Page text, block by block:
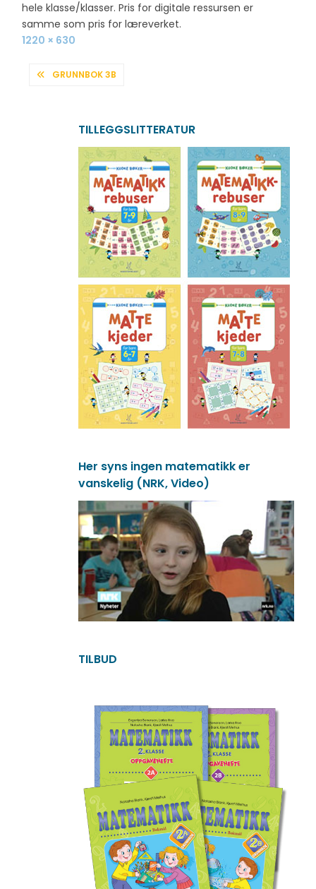
hele klasse/klasser. Pris for digitale ressursen er
samme som pris for læreverket.
Full
1220 × 630
INNLEGGSNAVIGASJON
GRUNNBOK 3B
TILLEGGSLITTERATUR
Her syns ingen matematikk er
vanskelig (NRK, Video)
TILBUD